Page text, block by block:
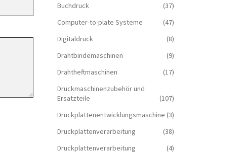
Buchdruck
(37)
Computer-to-plate Systeme
(47)
Digitaldruck
(8)
Drahtbindemaschinen
(9)
Drahtheftmaschinen
(17)
Druckmaschinenzubehör und
Ersatzteile
(107)
Druckplattenentwicklungsmaschine (3)
Druckplattenverarbeitung
(38)
Druckplattenverarbeitung
(4)